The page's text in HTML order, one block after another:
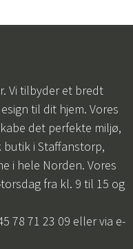
Vi tilbyder et bredt
til dit hjem. Vores
det perfekte miljø,
butik i Staffanstorp,
i hele Norden. Vores
fra kl. 9 til 15 og
78 71 23 09 eller via e-